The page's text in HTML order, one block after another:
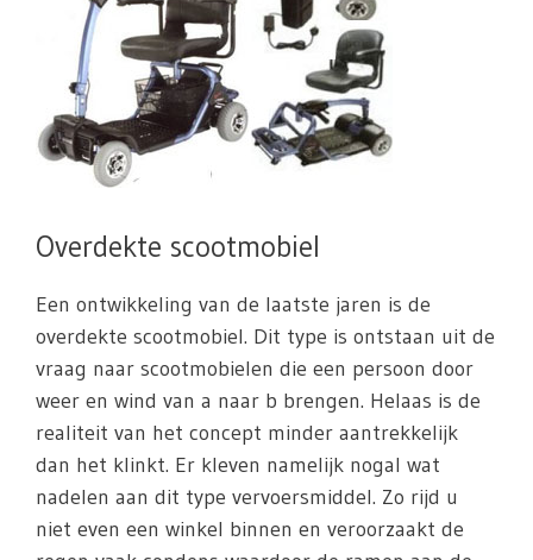
Overdekte scootmobiel
Een ontwikkeling van de laatste jaren is de
overdekte scootmobiel. Dit type is ontstaan uit de
vraag naar scootmobielen die een persoon door
weer en wind van a naar b brengen. Helaas is de
realiteit van het concept minder aantrekkelijk
dan het klinkt. Er kleven namelijk nogal wat
nadelen aan dit type vervoersmiddel. Zo rijd u
niet even een winkel binnen en veroorzaakt de